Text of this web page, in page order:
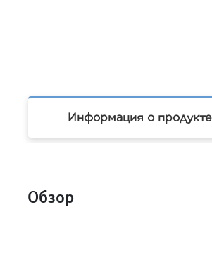
Информация о продукте
Обзор